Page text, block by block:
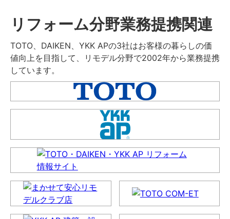
リフォーム分野業務提携関連
TOTO、DAIKEN、YKK APの3社はお客様の暮らしの価
値向上を目指して、リモデル分野で2002年から業務提携
しています。